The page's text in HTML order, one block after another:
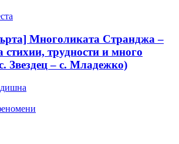
Многоликата Странджа –
стихии, трудности и много
Звездец – с. Младежко)